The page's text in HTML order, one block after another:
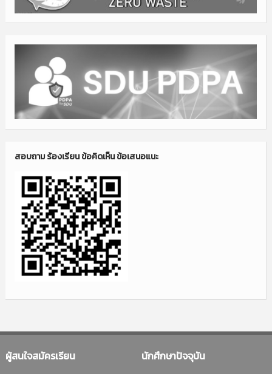
สอบถาม ร้องเรียน ข้อคิดเห็น ข้อเสนอแนะ
ผู้สนใจสมัครเรียน นักศึกษาปัจจุบัน